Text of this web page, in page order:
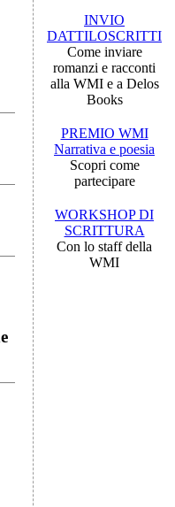
INVIO
DATTILOSCRITTI
Come inviare
romanzi e racconti
alla WMI e a Delos
Books
PREMIO WMI
Narrativa e poesia
Scopri come
partecipare
WORKSHOP DI
SCRITTURA
Con lo staff della
WMI